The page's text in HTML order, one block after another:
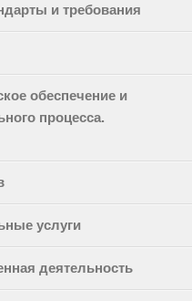
и требования
обеспечение и
процесса.
услуги
деятельность